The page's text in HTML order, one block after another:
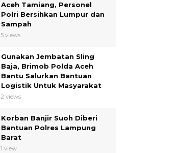
Aceh Tamiang, Personel
Polri Bersihkan Lumpur dan
Sampah
5 views
Gunakan Jembatan Sling
Baja, Brimob Polda Aceh
Bantu Salurkan Bantuan
Logistik Untuk Masyarakat
2 views
Korban Banjir Suoh Diberi
Bantuan Polres Lampung
Barat
1 view